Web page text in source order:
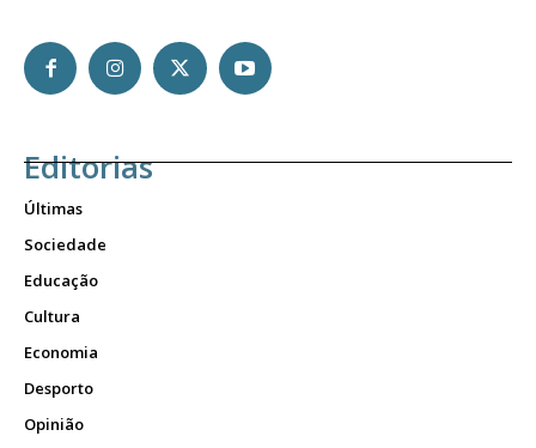
Editorias
Últimas
Sociedade
Educação
Cultura
Economia
Desporto
Opinião